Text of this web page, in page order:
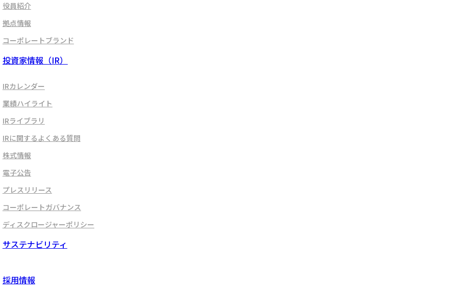
役員紹介
拠点情報
コーポレートブランド
投資家情報（IR）
IRカレンダー
業績ハイライト
IRライブラリ
IRに関するよくある質問
株式情報
電子公告
プレスリリース
コーポレートガバナンス
ディスクロージャーポリシー
サステナビリティ
採用情報